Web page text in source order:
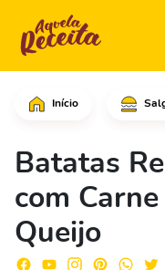
Início
Batatas
com
Queijo
Comece